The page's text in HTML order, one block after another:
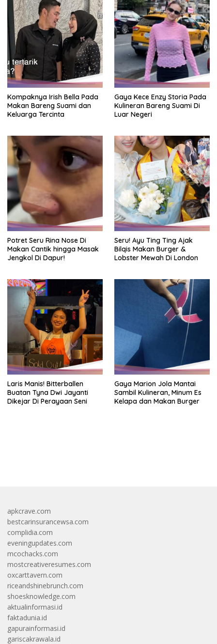
Kompaknya Irish Bella Pada
Makan Bareng Suami dan
Keluarga Tercinta
Gaya Kece Enzy Storia Pada
Kulineran Bareng Suami Di
Luar Negeri
Potret Seru Rina Nose Di
Makan Cantik hingga Masak
Jengkol Di Dapur!
Seru! Ayu Ting Ting Ajak
Bilqis Makan Burger &
Lobster Mewah Di London
Laris Manis! Bitterballen
Buatan Tyna Dwi Jayanti
Dikejar Di Perayaan Seni
Gaya Marion Jola Mantai
Sambil Kulineran, Minum Es
Kelapa dan Makan Burger
apkcrave.com
bestcarinsurancewsa.com
complidia.com
eveningupdates.com
mcochacks.com
mostcreativeresumes.com
oxcarttavern.com
riceandshinebrunch.com
shoesknowledge.com
aktualinformasi.id
faktadunia.id
gapurainformasi.id
gariscakrawala.id